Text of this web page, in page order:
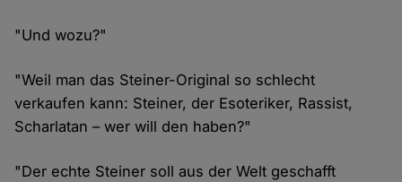
"Und wozu?"
"Weil man das Steiner-Original so schlecht
verkaufen kann: Steiner, der Esoteriker, Rassist,
Scharlatan – wer will den haben?"
"Der echte Steiner soll aus der Welt geschafft